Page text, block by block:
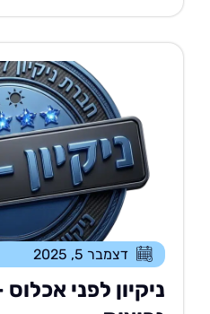
דצמבר 5, 2025